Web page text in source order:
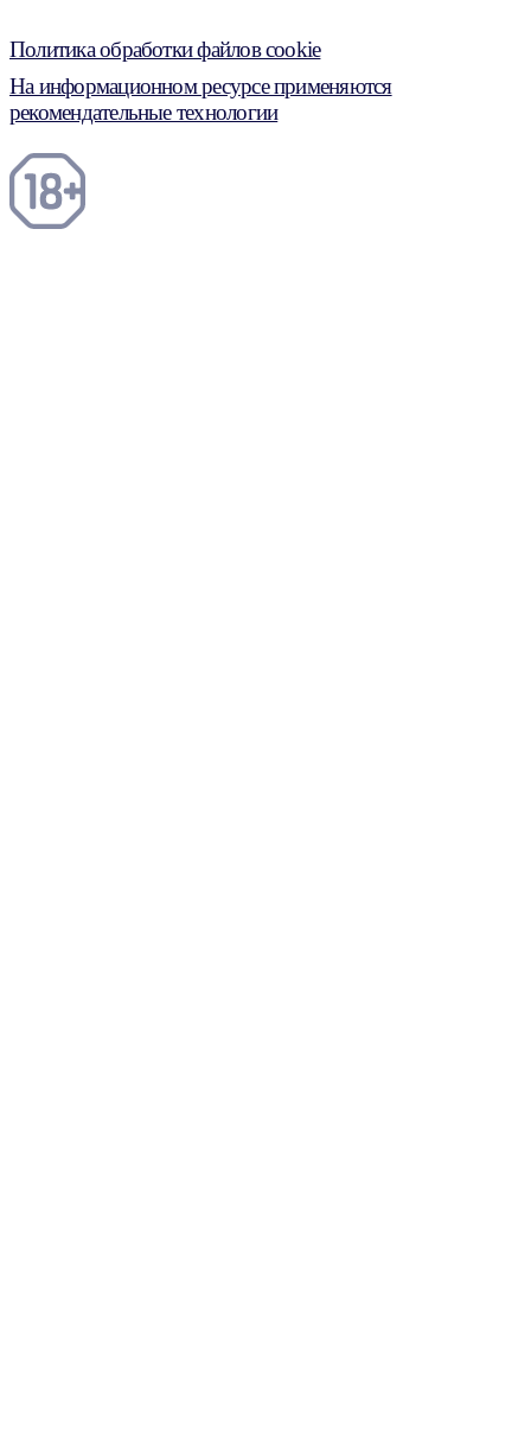
Политика обработки файлов cookie
На информационном ресурсе применяются
рекомендательные технологии